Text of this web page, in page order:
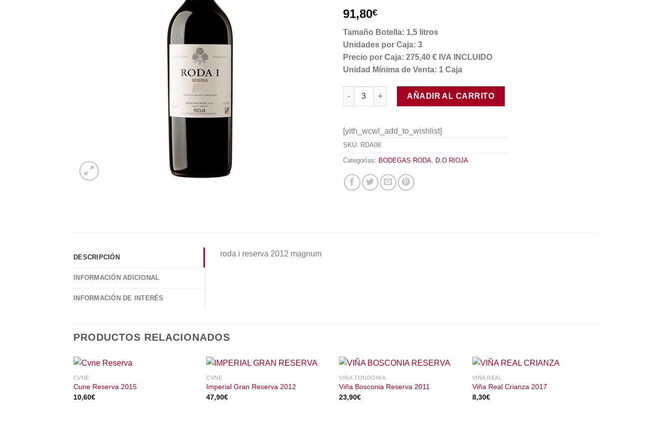
91,80€
Tamaño Botella: 1,5 litros
Unidades por Caja: 3
Precio por Caja: 275,40 € IVA INCLUIDO
Unidad Mínima de Venta: 1 Caja
Roda I Reserva 2012 Magnum cantidad
AÑADIR AL CARRITO
[yith_wcwl_add_to_wishlist]
SKU: RDA08
Categorías: BODEGAS RODA D.O RIOJA
DESCRIPCIÓN
INFORMACIÓN ADICIONAL
INFORMACIÓN DE INTERÉS
roda i reserva 2012 magnum
PRODUCTOS RELACIONADOS
CVNE
Cune Reserva 2015
10,60€
CVNE
Imperial Gran Reserva 2012
47,90€
VIÑA TONDONIA
Viña Bosconia Reserva 2011
23,90€
VIÑA REAL
Viña Real Crianza 2017
8,30€